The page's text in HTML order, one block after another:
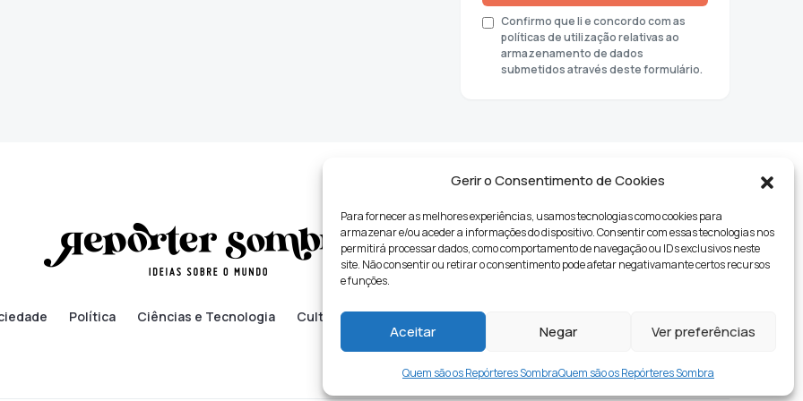
Gerir o Consentimento de Cookies
Para fornecer as melhores experiências, usamos tecnologias como cookies para
armazenar e/ou aceder a informações do dispositivo. Consentir com essas tecnologias nos
permitirá processar dados, como comportamento de navegação ou IDs exclusivos neste
site. Não consentir ou retirar o consentimento pode afetar negativamante certos recursos
e funções.
Aceitar Negar Ver preferências
Quem são os Repórteres SombraQuem são os Repórteres Sombra
Confirmo que li e concordo com as
políticas de utilização relativas ao
armazenamento de dados
submetidos através deste formulário.
Política Ciências e Tecnologia Cultura Lifestyle